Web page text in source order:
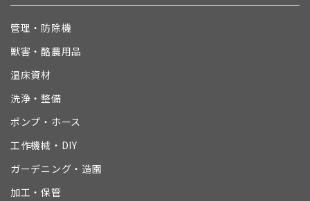
管理・防除機
獣害・酪農用品
温床資材
洗浄・整備
ポンプ・ホース
工作機械・DIY
ガーデニング・造園
加工・保管